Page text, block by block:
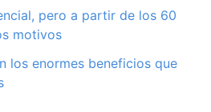
pero a partir de los 60
motivos
los enormes beneficios que